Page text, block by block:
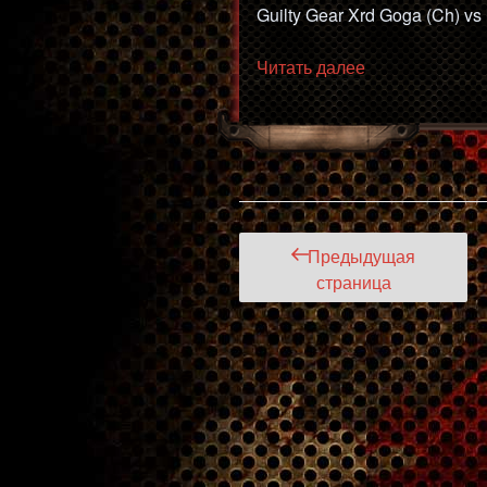
Guilty Gear Xrd Goga (Ch)
Читать далее«GGXrd
Goga
(Ch)
vs
Loulaim
(Ky)
#FT10»
Пагинация
записей
Предыдущая
страница